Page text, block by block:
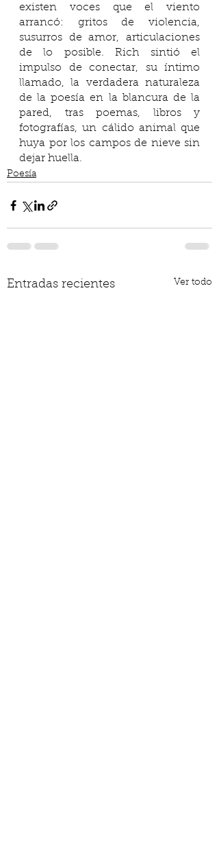
existen voces que el viento
arrancó: gritos de violencia,
susurros de amor, articulaciones
de lo posible. Rich sintió el
impulso de conectar, su íntimo
llamado, la verdadera naturaleza
de la poesía en la blancura de la
pared, tras poemas, libros y
fotografías, un cálido animal que
huya por los campos de nieve sin
dejar huella.
Poesía
Entradas recientes Ver todo